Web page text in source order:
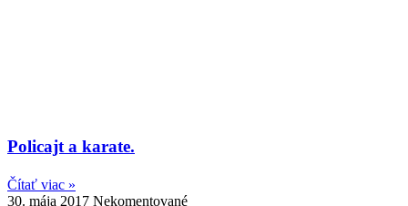
Policajt a karate.
Čítať viac »
30. mája 2017 Nekomentované